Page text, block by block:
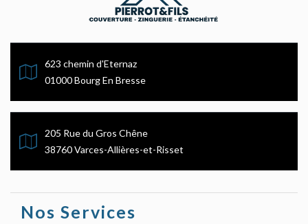
623 chemin d'Eternaz
01000 Bourg En Bresse
205 Rue du Gros Chêne
38760 Varces-Allières-et-Risset
Nos Services